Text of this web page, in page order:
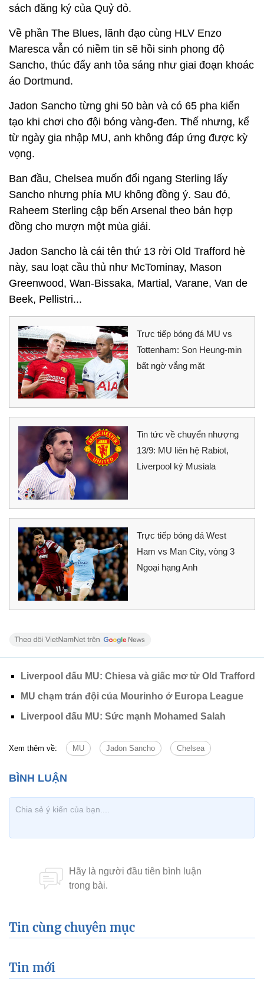
sách đăng ký của Quỷ đỏ.
Về phần The Blues, lãnh đạo cùng HLV Enzo
Maresca vẫn có niềm tin sẽ hồi sinh phong độ
Sancho, thúc đẩy anh tỏa sáng như giai đoạn khoác
áo Dortmund.
Jadon Sancho từng ghi 50 bàn và có 65 pha kiến
tạo khi chơi cho đội bóng vàng-đen. Thế nhưng, kể
từ ngày gia nhập MU, anh không đáp ứng được kỳ
vọng.
Ban đầu, Chelsea muốn đổi ngang Sterling lấy
Sancho nhưng phía MU không đồng ý. Sau đó,
Raheem Sterling cập bến Arsenal theo bản hợp
đồng cho mượn một mùa giải.
Jadon Sancho là cái tên thứ 13 rời Old Trafford hè
này, sau loạt cầu thủ như McTominay, Mason
Greenwood, Wan-Bissaka, Martial, Varane, Van de
Beek, Pellistri...
Trực tiếp bóng đá MU vs
Tottenham: Son Heung-min
bất ngờ vắng mặt
Tin tức về chuyển nhượng
13/9: MU liên hệ Rabiot,
Liverpool ký Musiala
Trực tiếp bóng đá West
Ham vs Man City, vòng 3
Ngoại hạng Anh
Liverpool đấu MU: Chiesa và giấc mơ từ Old Trafford
MU chạm trán đội của Mourinho ở Europa League
Liverpool đấu MU: Sức mạnh Mohamed Salah
Xem thêm về: MU Jadon Sancho Chelsea
Tin cùng chuyên mục
Tin mới